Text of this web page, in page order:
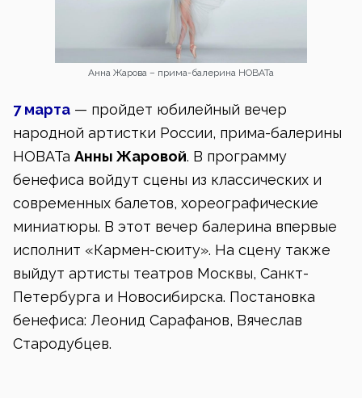
Анна Жарова – прима-балерина НОВАТа
7 марта — пройдет юбилейный вечер
народной артистки России, прима-балерины
НОВАТа Анны Жаровой. В программу
бенефиса войдут сцены из классических и
современных балетов, хореографические
миниатюры. В этот вечер балерина впервые
исполнит «Кармен-сюиту». На сцену также
выйдут артисты театров Москвы, Санкт-
Петербурга и Новосибирска. Постановка
бенефиса: Леонид Сарафанов, Вячеслав
Стародубцев.